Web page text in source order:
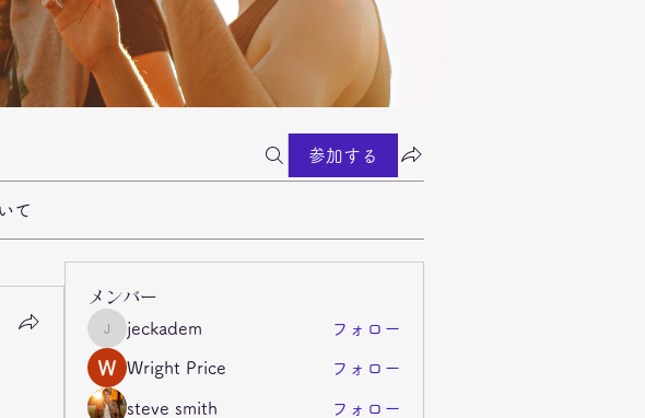
参加する
て
メンバー
jeckadem
jeckadem フォロー
Wright Price フォロー
steve smith フォロー